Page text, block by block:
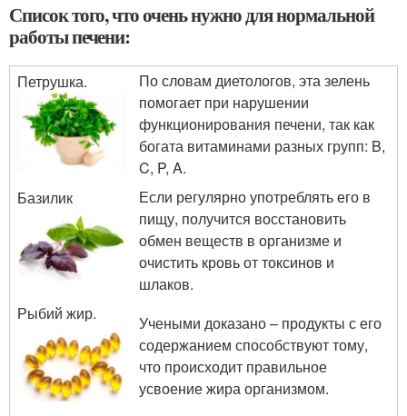
Список того, что очень нужно для нормальной
работы печени:
Петрушка.
По словам диетологов, эта зелень
помогает при нарушении
функционирования печени, так как
богата витаминами разных групп: B,
C, P, A.
Базилик
Если регулярно употреблять его в
пищу, получится восстановить
обмен веществ в организме и
очистить кровь от токсинов и
шлаков.
Рыбий жир.
Учеными доказано – продукты с его
содержанием способствуют тому,
что происходит правильное
усвоение жира организмом.